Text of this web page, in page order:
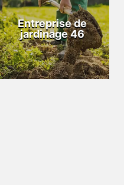
Entreprise de
jardinage 46